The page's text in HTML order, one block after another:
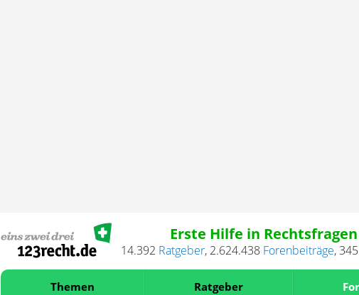
Erste Hilfe in
14.392 Ratgeber, 2.624.438 Forenbeiträge,
Themen Ratgeber